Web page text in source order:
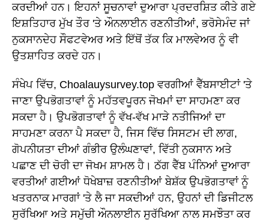
ਕਰਦੀਆਂ ਹਨ। ਇਹਨਾਂ ਸੂਚਨਾਵਾਂ ਦੁਆਰਾ ਪ੍ਰਦਰਸ਼ਿਤ ਕੀਤੇ ਗਏ
ਇਸ਼ਤਿਹਾਰ ਮੁੱਖ ਤੌਰ 'ਤੇ ਔਨਲਾਈਨ ਰਣਨੀਤੀਆਂ, ਭਰੋਸੇਮੰਦ ਜਾਂ
ਨੁਕਸਾਨਦੇਹ ਸੌਫਟਵੇਅਰ ਅਤੇ ਇੱਥੋਂ ਤੱਕ ਕਿ ਮਾਲਵੇਅਰ ਨੂੰ ਵੀ
ਉਤਸ਼ਾਹਿਤ ਕਰਦੇ ਹਨ।
ਸੰਖੇਪ ਵਿੱਚ, Choalauysurvey.top ਵਰਗੀਆਂ ਵੈੱਬਸਾਈਟਾਂ 'ਤੇ
ਜਾਣਾ ਉਪਭੋਗਤਾਵਾਂ ਨੂੰ ਮਹੱਤਵਪੂਰਨ ਜੋਖਮਾਂ ਦਾ ਸਾਹਮਣਾ ਕਰ
ਸਕਦਾ ਹੈ। ਉਪਭੋਗਤਾਵਾਂ ਨੂੰ ਵੱਖ-ਵੱਖ ਮਾੜੇ ਨਤੀਜਿਆਂ ਦਾ
ਸਾਹਮਣਾ ਕਰਨਾ ਪੈ ਸਕਦਾ ਹੈ, ਜਿਸ ਵਿੱਚ ਸਿਸਟਮ ਦੀ ਲਾਗ,
ਗੋਪਨੀਯਤਾ ਦੀਆਂ ਗੰਭੀਰ ਉਲੰਘਣਾਵਾਂ, ਵਿੱਤੀ ਨੁਕਸਾਨ ਅਤੇ
ਪਛਾਣ ਦੀ ਚੋਰੀ ਦਾ ਜੋਖਮ ਸ਼ਾਮਲ ਹੈ। ਠੱਗ ਵੈੱਬ ਪੰਨਿਆਂ ਦੁਆਰਾ
ਵਰਤੀਆਂ ਗਈਆਂ ਧੋਖੇਬਾਜ਼ ਰਣਨੀਤੀਆਂ ਬੇਸ਼ੱਕ ਉਪਭੋਗਤਾਵਾਂ ਨੂੰ
ਖਤਰਨਾਕ ਮਾਰਗਾਂ 'ਤੇ ਲੈ ਜਾ ਸਕਦੀਆਂ ਹਨ, ਉਹਨਾਂ ਦੀ ਡਿਜੀਟਲ
ਸੁਰੱਖਿਆ ਅਤੇ ਸਮੁੱਚੀ ਔਨਲਾਈਨ ਸੁਰੱਖਿਆ ਨਾਲ ਸਮਝੌਤਾ ਕਰ